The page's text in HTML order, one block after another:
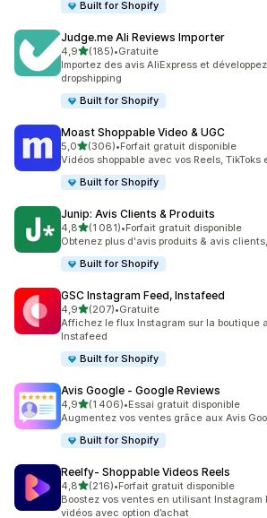
Built for Shopify
Judge.me Ali Reviews Importer
4,9étoile(s) sur 5
(185)
185 avis au total
•Gratuite
Importez des avis AliExpress et
dropshipping
Built for Shopify
Moast Shoppable Video & UGC
5,0étoile(s) sur 5
(306)
306 avis au total
•Forfait gratuit disponible
Vidéos shoppable avec vos Reels, TikToks
Built for Shopify
Junip: Avis Clients & Produits
4,8étoile(s) sur 5
(1 081)
1081 avis au total
•Forfait gratuit disponible
Obtenez plus d'avis produits & avis
Built for Shopify
GSC Instagram Feed, Instafeed
4,9étoile(s) sur 5
(207)
207 avis au total
•Gratuite
Affichez le flux Instagram sur la boutique
Instafeed
Built for Shopify
Avis Google ‑ Google Reviews
4,9étoile(s) sur 5
(1 406)
1406 avis au total
•Essai gratuit disponible
Augmentez vos ventes grâce aux Avis
Built for Shopify
Reelfy‑ Shoppable Videos Reels
4,8étoile(s) sur 5
(216)
216 avis au total
•Forfait gratuit disponible
Boostez vos ventes en utilisant Instagram
vidéos avec option d’achat